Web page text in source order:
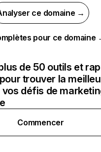
ce domaine →
pour ce domaine
de 50 outils et
trouver la
vos défis de
Commencer